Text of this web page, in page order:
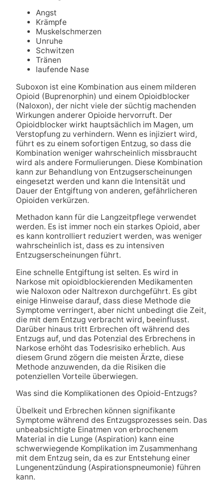
Angst
Krämpfe
Muskelschmerzen
Unruhe
Schwitzen
Tränen
laufende Nase
Suboxon ist eine Kombination aus einem milderen
Opioid (Buprenorphin) und einem Opioidblocker
(Naloxon), der nicht viele der süchtig machenden
Wirkungen anderer Opioide hervorruft. Der
Opioidblocker wirkt hauptsächlich im Magen, um
Verstopfung zu verhindern. Wenn es injiziert wird,
führt es zu einem sofortigen Entzug, so dass die
Kombination weniger wahrscheinlich missbraucht
wird als andere Formulierungen. Diese Kombination
kann zur Behandlung von Entzugserscheinungen
eingesetzt werden und kann die Intensität und
Dauer der Entgiftung von anderen, gefährlicheren
Opioiden verkürzen.
Methadon kann für die Langzeitpflege verwendet
werden. Es ist immer noch ein starkes Opioid, aber
es kann kontrolliert reduziert werden, was weniger
wahrscheinlich ist, dass es zu intensiven
Entzugserscheinungen führt.
Eine schnelle Entgiftung ist selten. Es wird in
Narkose mit opioidblockierenden Medikamenten
wie Naloxon oder Naltrexon durchgeführt. Es gibt
einige Hinweise darauf, dass diese Methode die
Symptome verringert, aber nicht unbedingt die Zeit,
die mit dem Entzug verbracht wird, beeinflusst.
Darüber hinaus tritt Erbrechen oft während des
Entzugs auf, und das Potenzial des Erbrechens in
Narkose erhöht das Todesrisiko erheblich. Aus
diesem Grund zögern die meisten Ärzte, diese
Methode anzuwenden, da die Risiken die
potenziellen Vorteile überwiegen.
Was sind die Komplikationen des Opioid-Entzugs?
Übelkeit und Erbrechen können signifikante
Symptome während des Entzugsprozesses sein. Das
unbeabsichtigte Einatmen von erbrochenem
Material in die Lunge (Aspiration) kann eine
schwerwiegende Komplikation im Zusammenhang
mit dem Entzug sein, da es zur Entstehung einer
Lungenentzündung (Aspirationspneumonie) führen
kann.